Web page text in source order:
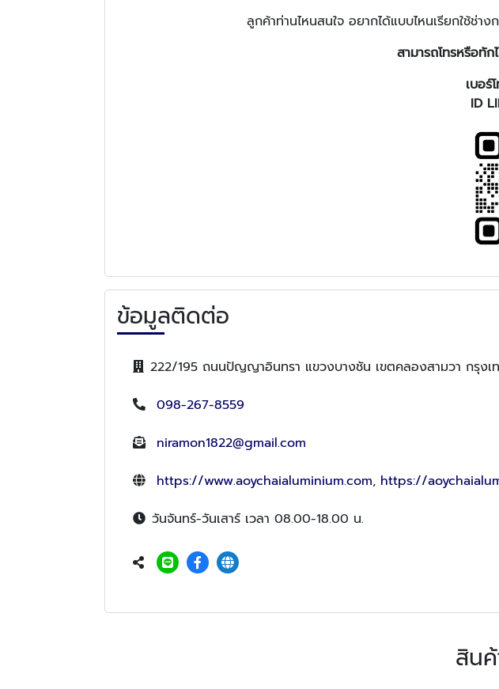
ลูกค้าท่านไหนสนใจ อยากได้แบบไหนเรียกใช้ช่
สามารถโทรหรือทั
เบอ
ID
ข้อมูลติดต่อ
222/195 ถนนปัญญาอินทรา แขวงบางชัน เขตคลองสามวา กรุงเ
098-267-8559
niramon1822@gmail.com
https://www.aoychaialuminium.com, https://
วันจันทร์-วันเสาร์ เวลา 08.00-18.00 น.
สิน